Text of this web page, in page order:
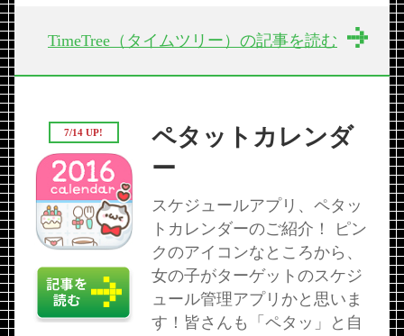
TimeTree（タイムツリー）の記事を読む
ペタットカレンダ
ー
スケジュールアプリ、ペタッ
トカレンダーのご紹介！ ピン
クのアイコンなところから、
女の子がターゲットのスケジ
ュール管理アプリかと思いま
す！皆さんも「ペタッ」と自
7/14 UP!